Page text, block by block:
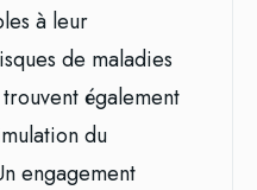
à leur
de maladies
également
du
engagement